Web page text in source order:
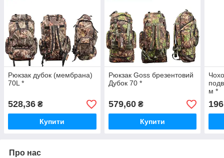
Рюкзак дубок (мембрана)
70L *
528,36 ₴
Купити
Рюкзак Goss брезентовий
Дубок 70 *
579,60₴
Купити
м *
Про нас